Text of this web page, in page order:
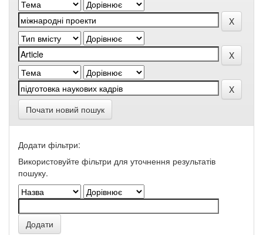
Почати новий пошук
Додати фільтри:
Використовуйте фільтри для уточнення результатів
пошуку.